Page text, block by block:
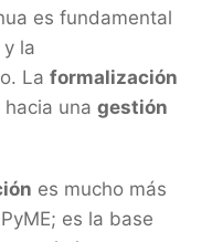
es fundamental
y la
La formalización
una gestión
es mucho más
es la base